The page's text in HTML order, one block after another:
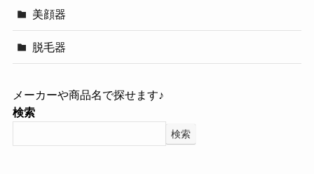
美顔器
脱毛器
メーカーや商品名で探せます♪
検索
検索